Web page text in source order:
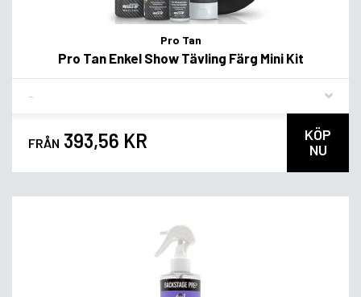
Pro Tan
Pro Tan Enkel Show Tävling Färg Mini Kit
FRÅN 393,56 KR
KÖP
NU